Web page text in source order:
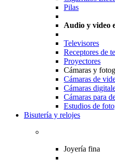
Pilas
Audio y video
Televisores
Receptores de
Proyectores
Cámaras y
Cámaras de
Cámaras
Cámaras para
Estudios de
Bisutería y relojes
Joyería fina